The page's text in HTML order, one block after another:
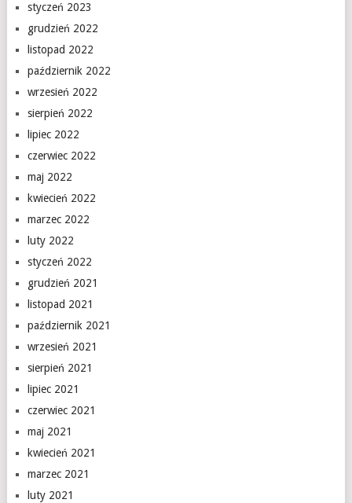
styczeń 2023
grudzień 2022
listopad 2022
październik 2022
wrzesień 2022
sierpień 2022
lipiec 2022
czerwiec 2022
maj 2022
kwiecień 2022
marzec 2022
luty 2022
styczeń 2022
grudzień 2021
listopad 2021
październik 2021
wrzesień 2021
sierpień 2021
lipiec 2021
czerwiec 2021
maj 2021
kwiecień 2021
marzec 2021
luty 2021